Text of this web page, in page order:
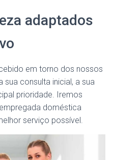
adaptados
em torno dos nossos
consulta inicial, a sua
prioridade. Iremos
doméstica
serviço possível.